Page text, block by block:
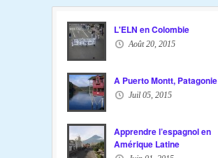
L'ELN en Colombie
Août 20, 2015
A Puerto Montt, Patagonie
Juil 05, 2015
Apprendre l’espagnol en
Amérique Latine